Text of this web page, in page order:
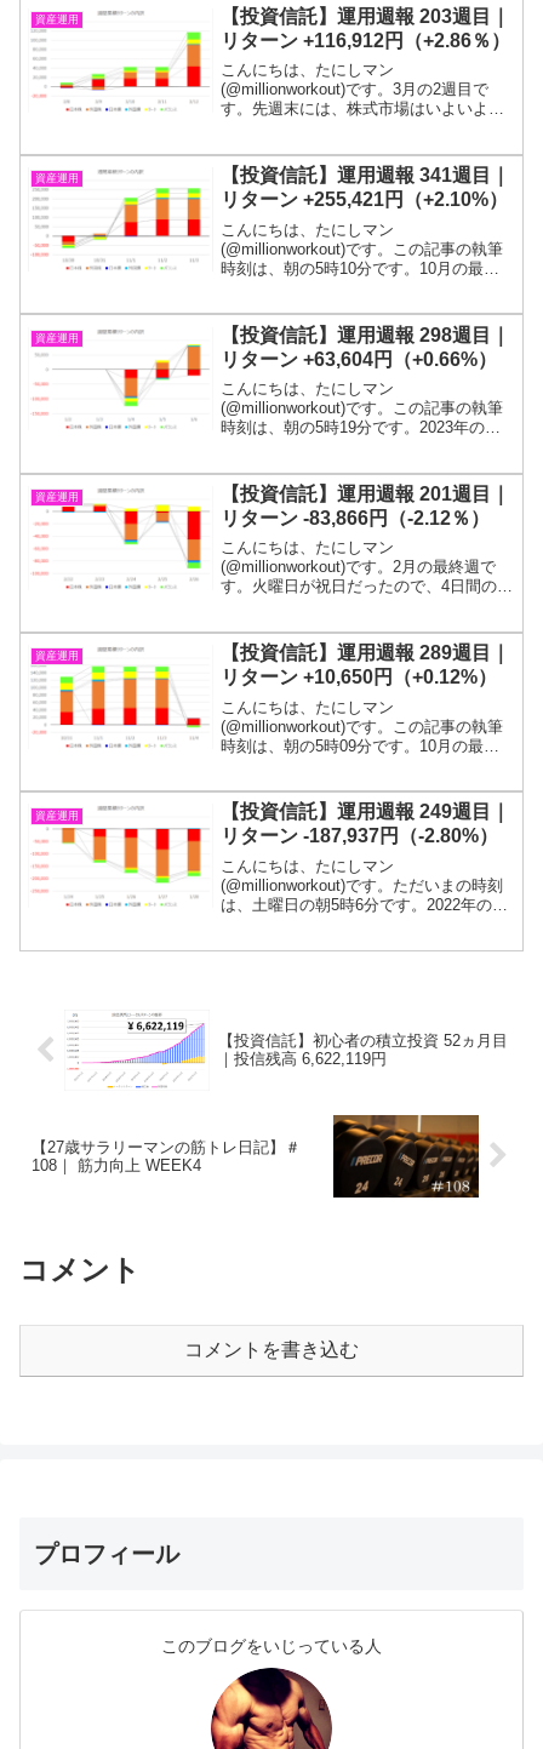
資産運用
【投資信託】運用週報 203週目｜
リターン +116,912円（+2.86％）
こんにちは、たにしマン
(@millionworkout)です。3月の2週目で
す。先週末には、株式市場はいよいよ調
いですね。目標である１億円が貯まるま
では投信を解約するつ...
資産運用
【投資信託】運用週報 341週目｜
リターン +255,421円（+2.10%）
こんにちは、たにしマン
(@millionworkout)です。この記事の執筆
時刻は、朝の5時10分です。10月の最終
復しました！目標である１億円に到達す
るまで...
資産運用
【投資信託】運用週報 298週目｜
リターン +63,604円（+0.66%）
こんにちは、たにしマン
(@millionworkout)です。この記事の執筆
時刻は、朝の5時19分です。2023年の初
標である１億円に到達するまでは投信を
解約す...
資産運用
【投資信託】運用週報 201週目｜
リターン -83,866円（-2.12％）
こんにちは、たにしマン
(@millionworkout)です。2月の最終週で
す。火曜日が祝日だったので、4日間の記
るまでは投信を解約するつもりは無いの
で、投信残高の短期...
資産運用
【投資信託】運用週報 289週目｜
リターン +10,650円（+0.12%）
こんにちは、たにしマン
(@millionworkout)です。この記事の執筆
時刻は、朝の5時09分です。10月の最終
破しました。目標である１億円に到達す
るまで...
資産運用
【投資信託】運用週報 249週目｜
リターン -187,937円（-2.80%）
こんにちは、たにしマン
(@millionworkout)です。ただいまの時刻
は、土曜日の朝5時6分です。2022年の第
【投資信託】初心者の積立投資 52ヵ月目
｜投信残高 6,622,119円
【27歳サラリーマンの筋トレ日記】＃
108｜ 筋力向上 WEEK4
コメント
コメントを書き込む
プロフィール
このブログをいじっている人